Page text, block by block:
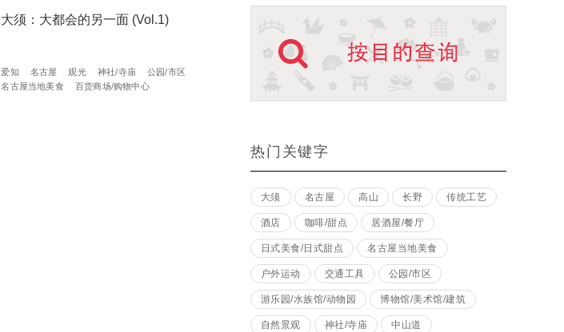
大须：大都会的另一面 (Vol.1)
爱知 名古屋 观光 神社/寺庙
公园/市区
名古屋当地美食
百货商场/购物中心
热门关键字
大须 名古屋 高山 长野 传统工艺
酒店 咖啡/甜点 居酒屋/餐厅
日式美食/日式甜点 名古屋当地美食
户外运动 交通工具 公园/市区
游乐园/水族馆/动物园 博物馆/美术馆/建筑
自然景观 神社/寺庙 中山道